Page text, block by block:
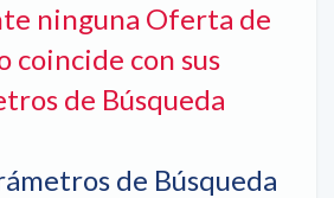
ninguna Oferta de
coincide con sus
de Búsqueda
de Búsqueda